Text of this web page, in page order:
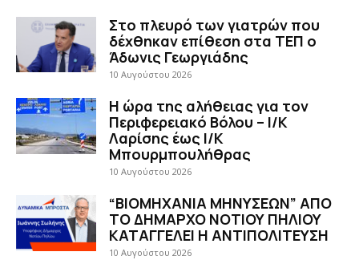
Στο πλευρό των γιατρών που
δέχθηκαν επίθεση στα ΤΕΠ ο
Άδωνις Γεωργιάδης
10 Αυγούστου 2026
H ώρα της αλήθειας για τον
Περιφερειακό Βόλου – Ι/Κ
Λαρίσης έως Ι/Κ
Μπουρμπουλήθρας
10 Αυγούστου 2026
“ΒΙΟΜΗΧΑΝΙΑ ΜΗΝΥΣΕΩΝ” ΑΠΟ
ΤΟ ΔΗΜΑΡΧΟ ΝΟΤΙΟΥ ΠΗΛΙΟΥ
ΚΑΤΑΓΓΕΛΕΙ Η ΑΝΤΙΠΟΛΙΤΕΥΣΗ
10 Αυγούστου 2026